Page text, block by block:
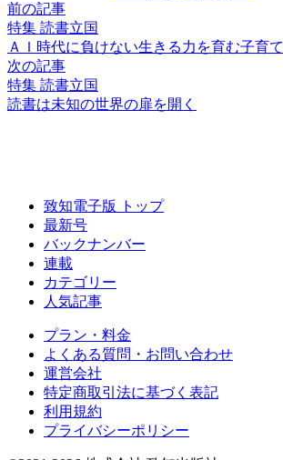
前の記事
特集 読書立国
ＡＩ時代に負けない生きる力を育む子育て
次の記事
特集 読書立国
読書は未知の世界の扉を開く
致知電子版 トップ
最新号
バックナンバー
連載
カテゴリー
人気記事
プラン・料金
よくある質問・お問い合わせ
運営会社
特定商取引法に基づく表記
利用規約
プライバシーポリシー